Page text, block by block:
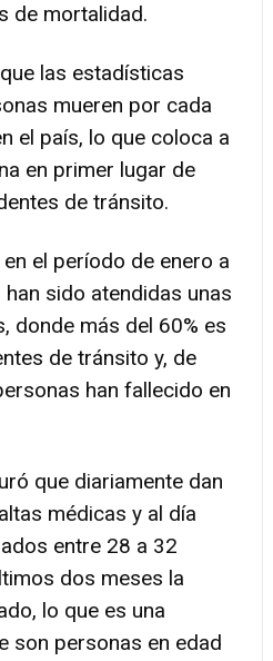
de mortalidad.
las estadísticas
mueren por cada
el país, lo que coloca a
en primer lugar de
de tránsito.
el período de enero a
sido atendidas unas
donde más del 60% es
de tránsito y, de
han fallecido en
que diariamente dan
médicas y al día
entre 28 a 32
dos meses la
lo que es una
son personas en edad